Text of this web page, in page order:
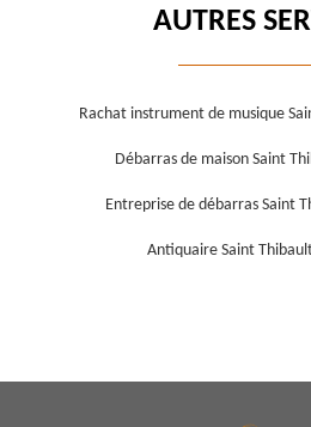
AUTRES
Rachat instrument de musique
Débarras de maison Saint
Entreprise de débarras Saint
Antiquaire Saint